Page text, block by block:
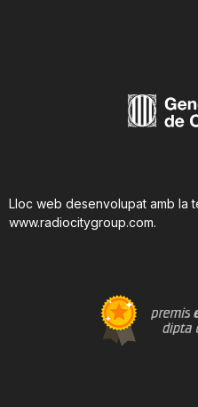
Lloc web desenvolupat amb la
www.radiocitygroup.com.